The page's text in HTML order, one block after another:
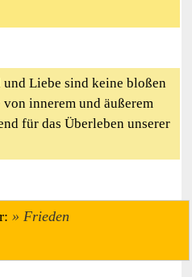
Liebe sind keine bloßen
innerem und äußerem
für das Überleben unserer
Frieden